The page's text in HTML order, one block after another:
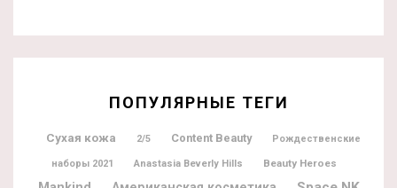
ПОПУЛЯРНЫЕ ТЕГИ
Сухая кожа 2/5 Content Beauty Рождественские
наборы 2021 Anastasia Beverly Hills Beauty Heroes